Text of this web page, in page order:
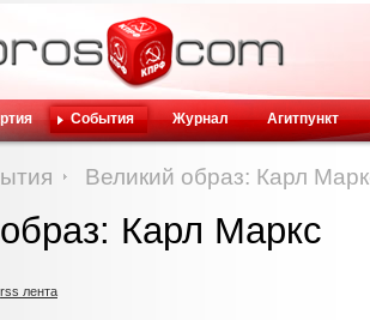
События Журнал Агитпункт
Великий образ: Карл
Карл Маркс
rss лента